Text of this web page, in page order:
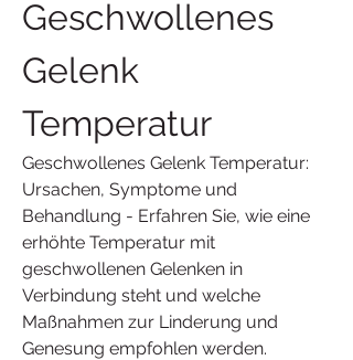
Geschwollenes
Gelenk
Temperatur
Geschwollenes Gelenk Temperatur:
Ursachen, Symptome und
Behandlung - Erfahren Sie, wie eine
erhöhte Temperatur mit
geschwollenen Gelenken in
Verbindung steht und welche
Maßnahmen zur Linderung und
Genesung empfohlen werden.